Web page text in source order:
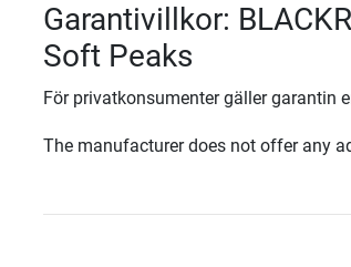
Garantivillkor:
Soft Peaks
För privatkonsumenter gäller garantin
The manufacturer does not offer any